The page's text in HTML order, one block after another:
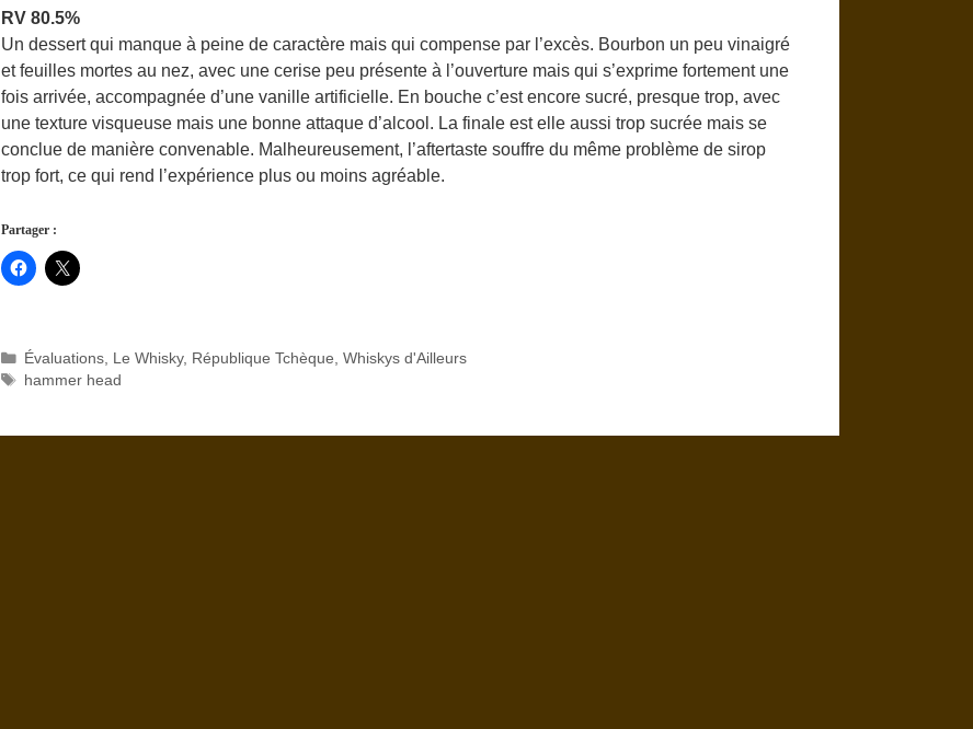
RV 80.5%
Un dessert qui manque à peine de caractère mais qui compense par l’excès. Bourbon un peu vinaigré
et feuilles mortes au nez, avec une cerise peu présente à l’ouverture mais qui s’exprime fortement une
fois arrivée, accompagnée d’une vanille artificielle. En bouche c’est encore sucré, presque trop, avec
une texture visqueuse mais une bonne attaque d’alcool. La finale est elle aussi trop sucrée mais se
conclue de manière convenable. Malheureusement, l’aftertaste souffre du même problème de sirop
trop fort, ce qui rend l’expérience plus ou moins agréable.
Partager :
Catégories
Évaluations, Le Whisky, République Tchèque,Whiskys d'Ailleurs
Étiquettes
hammer head